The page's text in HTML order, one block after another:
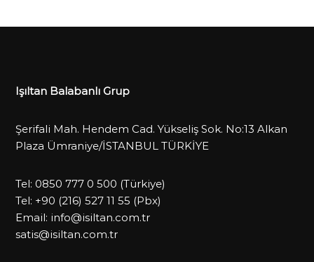
Işıltan Balabanlı Grup
Şerifali Mah. Hendem Cad. Yükseliş Sok. No:13 Alkan
Plaza Ümraniye/İSTANBUL TÜRKİYE
Tel: 0850 777 0 500 (Türkiye)
Tel: +90 (216) 527 11 55 (Pbx)
Email: info@isiltan.com.tr
satis@isiltan.com.tr